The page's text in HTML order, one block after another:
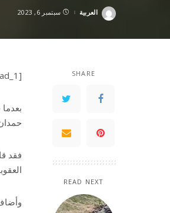
Posted
العربية سبتمبر 6, 2023
SHARE
READ NEXT
[ad_1]
فقد